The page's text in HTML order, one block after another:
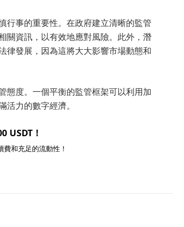
行事的重要性。在政府建立清晰的監管
關資訊，以有效地應對風險。此外，潛
律發展，因為這將大大影響市場動態和
態度。一個平衡的監管框架可以利用加
力的數字經濟。
USDT！
和充足的流動性！